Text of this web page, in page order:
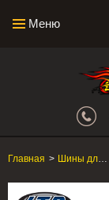
Меню
Главная > Шины для квадроцикла